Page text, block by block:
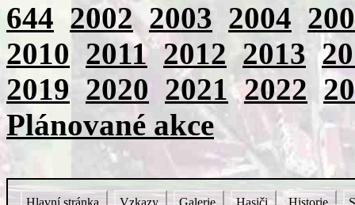
644 2002 2003 2004
2010 2011 2012 2013
2019 2020 2021 2022
Plánované akce
Hlavní stránka Vzkazy Galerie Hasiči Historie